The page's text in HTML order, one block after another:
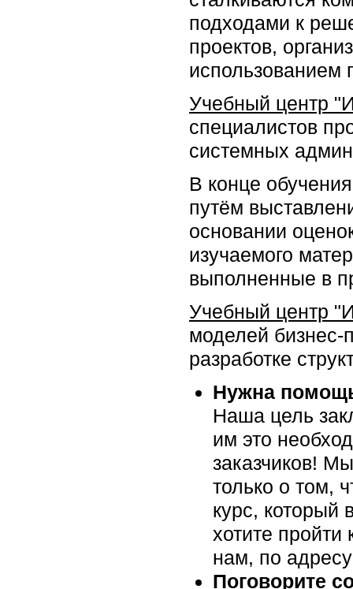
подходами к
проектов,
использованием
Учебный центр
специалистов
системных
В конце
путём
основании
изучаемого
выполненные в
Учебный центр
моделей
разработке
Нужна
Наша цель
им это
заказчиков!
только о том,
курс, который
хотите
нам, по
Поговорите